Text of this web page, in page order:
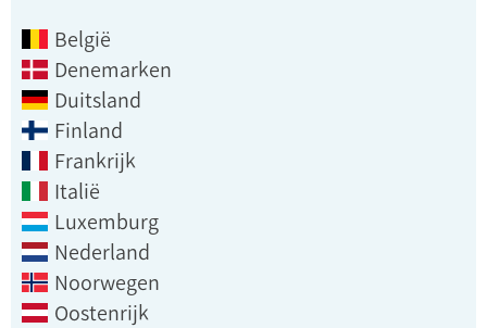
België
Denemarken
Duitsland
Finland
Frankrijk
Italië
Luxemburg
Nederland
Noorwegen
Oostenrijk